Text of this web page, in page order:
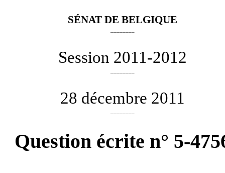
SÉNAT DE BELGIQUE
Session 2011-2012
28 décembre 2011
Question écrite n° 5-